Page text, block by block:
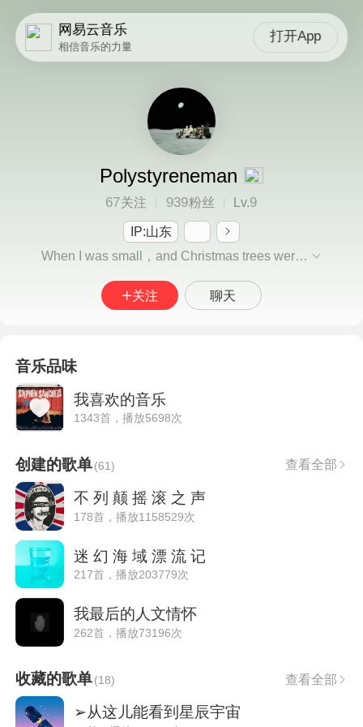
网易云音乐
相信音乐的力量
打开App
Polystyreneman
67关注 939粉丝 Lv.9
IP:山东
When I was small，and Christmas trees were tall.
关注 聊天
音乐品味
我喜欢的音乐
1343首，播放5698次
创建的歌单(61) 查看全部
不 列 颠 摇 滚 之 声
178首，播放1158529次
迷 幻 海 域 漂 流 记
217首，播放203779次
我最后的人文情怀
262首，播放73196次
收藏的歌单(18) 查看全部
➢从这儿能看到星辰宇宙